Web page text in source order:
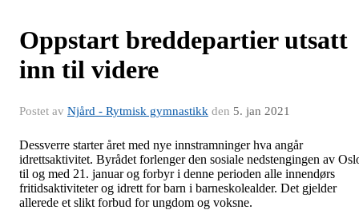
Oppstart breddepartier utsatt
inn til videre
Postet av Njård - Rytmisk gymnastikk den 5. jan 2021
Dessverre starter året med nye innstramninger hva angår
idrettsaktivitet. Byrådet forlenger den sosiale nedstengingen av
til og med 21. januar og forbyr i denne perioden alle innendørs
fritidsaktiviteter og idrett for barn i barneskolealder. Det gjelder
allerede et slikt forbud for ungdom og voksne.